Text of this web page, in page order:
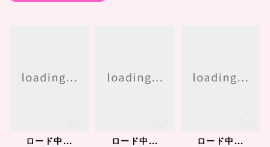
ロード中... ロード中... ロード中...